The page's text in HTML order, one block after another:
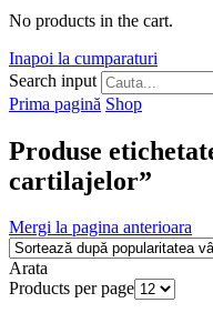
No products in the cart.
Inapoi la cumparaturi
Search input
Prima pagină Shop
Produse
cartilajelor”
Mergi la pagina anterioara
Arata
Products per page